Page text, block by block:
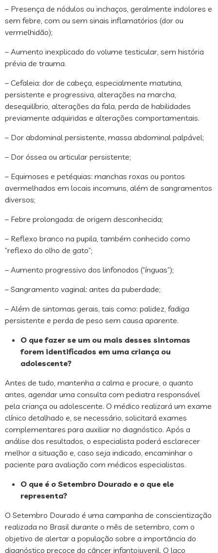
– Presença de nódulos ou inchaços, geralmente indolores e
sem febre, com ou sem sinais inflamatórios (dor ou
vermelhidão);
– Aumento inexplicado do volume testicular, sem história
prévia de trauma.
– Cefaleia: dor de cabeça, especialmente matutina,
persistente e progressiva, alterações na marcha,
desequilíbrio, alterações da fala, perda de habilidades
previamente adquiridas e alterações comportamentais.
– Dor abdominal persistente, massa abdominal palpável;
– Dor óssea ou articular persistente;
– Equimoses e petéquias: manchas roxas ou pontos
avermelhados em locais incomuns, além de sangramentos
diversos;
– Febre prolongada: de origem desconhecida;
– Reflexo branco na pupila, também conhecido como
“reflexo do olho de gato”;
– Aumento progressivo dos linfonodos (“ínguas”);
– Sangramento vaginal: antes da puberdade;
– Além de sintomas gerais, tais como: palidez, fadiga
persistente e perda de peso sem causa aparente.
O que fazer se um ou mais desses sintomas
forem identificados em uma criança ou
adolescente?
Antes de tudo, mantenha a calma e procure, o quanto
antes, agendar uma consulta com pediatra responsável
pela criança ou adolescente. O médico realizará um exame
clínico detalhado e, se necessário, solicitará exames
complementares para auxiliar no diagnóstico. Após a
análise dos resultados, o especialista poderá esclarecer
melhor a situação e, caso seja indicado, encaminhar o
paciente para avaliação com médicos especialistas.
O que é o Setembro Dourado e o que ele
representa?
O Setembro Dourado é uma campanha de conscientização
realizada no Brasil durante o mês de setembro, com o
objetivo de alertar a população sobre a importância do
diagnóstico precoce do câncer infantojuvenil. O laço